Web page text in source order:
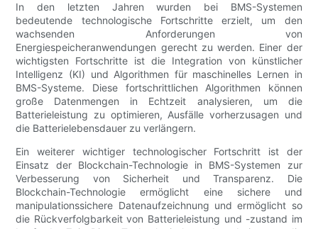
In den letzten Jahren wurden bei BMS-Systemen
bedeutende technologische Fortschritte erzielt, um den
wachsenden Anforderungen von
Energiespeicheranwendungen gerecht zu werden. Einer der
wichtigsten Fortschritte ist die Integration von künstlicher
Intelligenz (KI) und Algorithmen für maschinelles Lernen in
BMS-Systeme. Diese fortschrittlichen Algorithmen können
große Datenmengen in Echtzeit analysieren, um die
Batterieleistung zu optimieren, Ausfälle vorherzusagen und
die Batterielebensdauer zu verlängern.
Ein weiterer wichtiger technologischer Fortschritt ist der
Einsatz der Blockchain-Technologie in BMS-Systemen zur
Verbesserung von Sicherheit und Transparenz. Die
Blockchain-Technologie ermöglicht eine sichere und
manipulationssichere Datenaufzeichnung und ermöglicht so
die Rückverfolgbarkeit von Batterieleistung und -zustand im